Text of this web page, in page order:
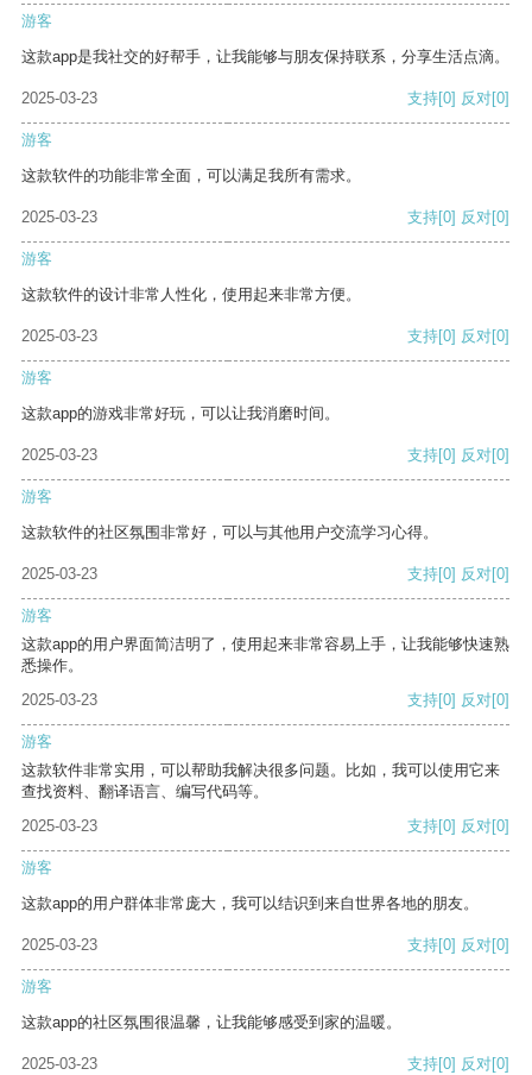
游客
这款app是我社交的好帮手，让我能够与朋友保持联系，分享生活点滴。
2025-03-23 支持[0] 反对[0]
游客
这款软件的功能非常全面，可以满足我所有需求。
2025-03-23 支持[0] 反对[0]
游客
这款软件的设计非常人性化，使用起来非常方便。
2025-03-23 支持[0] 反对[0]
游客
这款app的游戏非常好玩，可以让我消磨时间。
2025-03-23 支持[0] 反对[0]
游客
这款软件的社区氛围非常好，可以与其他用户交流学习心得。
2025-03-23 支持[0] 反对[0]
游客
这款app的用户界面简洁明了，使用起来非常容易上手，让我能够快速熟
悉操作。
2025-03-23
支持[0] 反对[0]
游客
这款软件非常实用，可以帮助我解决很多问题。比如，我可以使用它来
查找资料、翻译语言、编写代码等。
2025-03-23
支持[0] 反对[0]
游客
这款app的用户群体非常庞大，我可以结识到来自世界各地的朋友。
2025-03-23 支持[0] 反对[0]
游客
这款app的社区氛围很温馨，让我能够感受到家的温暖。
2025-03-23 支持[0] 反对[0]